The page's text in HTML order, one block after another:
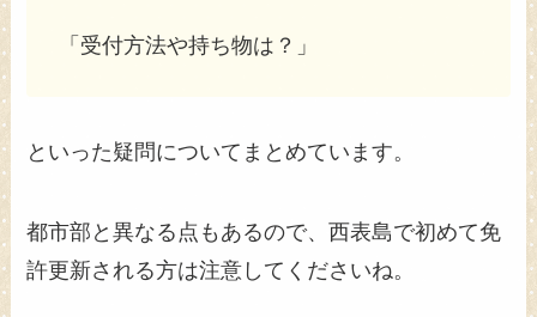
「受付方法や持ち物は？」
といった疑問についてまとめています。
都市部と異なる点もあるので、西表島で初めて免
許更新される方は注意してくださいね。